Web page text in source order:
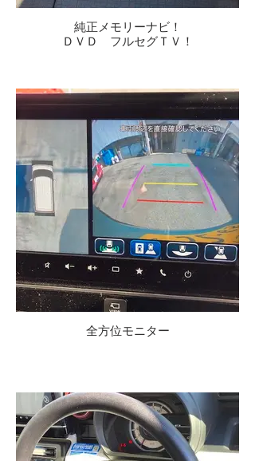
純正メモリーナビ！
ＤＶＤ フルセグＴＶ！
全方位モニター